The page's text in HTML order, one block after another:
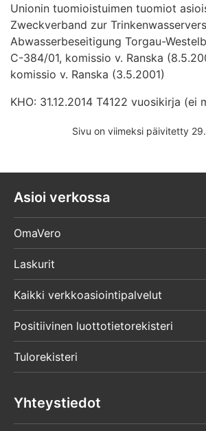
Unionin tuomioistuimen tuomiot
Zweckverband zur
Abwasserbeseitigung Torgau-
C-384/01, komissio v. Ranska
komissio v. Ranska (3.5.2001)
KHO: 31.12.2014 T4122 vuosikirja (ei
Sivu on viimeksi päivitetty
Asioi verkossa
OmaVero
Laskurit
Kaikki verkkoasiointipalvelut
Positiivinen luottotietorekisteri
Tulorekisteri
Yhteystiedot